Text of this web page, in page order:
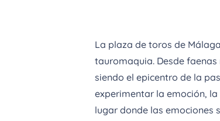
La plaza de toros de
tauromaquia. Desde
siendo el epicentro de la
experimentar la emoción,
lugar donde las emociones